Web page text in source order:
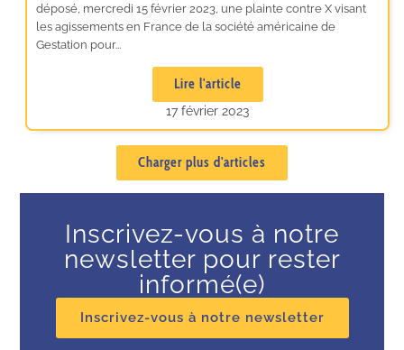
déposé, mercredi 15 février 2023, une plainte contre X visant
les agissements en France de la société américaine de
Gestation pour...
Lire l'article
17 février 2023
Charger plus d'articles
Inscrivez-vous à notre
newsletter pour rester
informé(e)
Inscrivez-vous à notre newsletter